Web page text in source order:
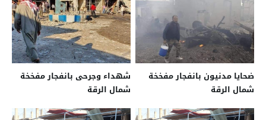
ضحايا مدنيون بانفجار مفخخة
شمال الرقة
شهداء وجرحى بانفجار مفخخة
شمال الرقة